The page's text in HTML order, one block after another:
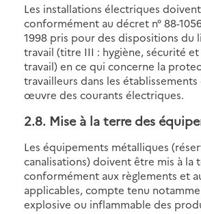
Les installations électriques
conformément au décret n° 88-
1998 pris pour des dispositions du
travail (titre III : hygiène, sécurité
travail) en ce qui concerne la
travailleurs dans les
œuvre des courants électriques.
2.8. Mise à la terre des
Les équipements métalliques
canalisations) doivent être mis à la
conformément aux règlements et
applicables, compte tenu
explosive ou inflammable des